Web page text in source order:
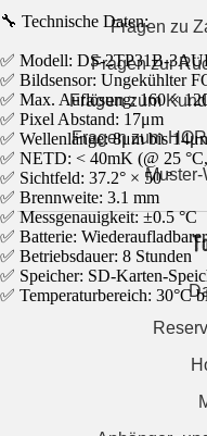
🔧 Technische Daten:
✅ Modell: DS-2TP31B-
✅ Bildsensor: Ungekühlter
✅ Max. Auflösung: 160 ×
✅ Pixel Abstand: 17μm
✅ Wellenlänge: 8μm bis
✅ NETD: < 40mK (@ 25
✅ Sichtfeld: 37.2° × 50 °
✅ Brennweite: 3.1 mm
✅ Messgenauigkeit: ±0.5 °C
✅ Batterie:
✅ Betriebsdauer: 8 Stunden
✅ Speicher: SD-Karten-
✅ Temperaturbereich: 30°C
Fragen zu
Fragen zur
Fragen zum
Fragen zum